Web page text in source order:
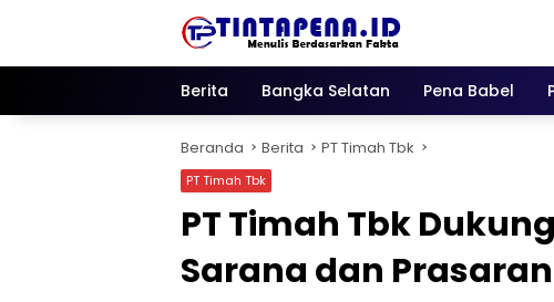
Berita Bangka Selatan Pena Babel
Beranda Berita PT Timah Tbk
PT Timah Tbk
PT Timah Tbk
Sarana dan